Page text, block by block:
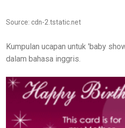
Source: cdn-2.tstatic.net
Kumpulan ucapan untuk 'baby
dalam bahasa inggris.